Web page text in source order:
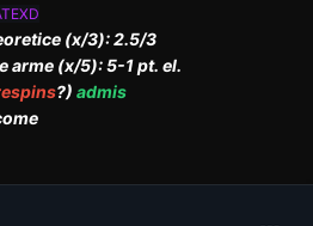
(x/3): 2.5/3
arme (x/5): 5-1 pt. el.
?) admis